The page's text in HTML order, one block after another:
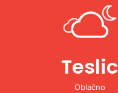
Teslic
Oblačno